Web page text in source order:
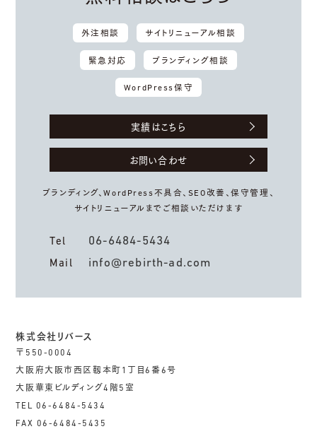
外注相談 サイトリニューアル相談
緊急対応 ブランディング相談
WordPress保守
実績はこちら
お問い合わせ
ブランディング、WordPress不具合、 SEO改善、保守管理、
サイトリニューアルまでご相談いただけます
Tel 06-6484-5434
Mail info@rebirth-ad.com
株式会社リバース
〒550-0004
大阪府大阪市西区靱本町1丁目6番6号
大阪華東ビルディング4階5室
TEL 06-6484-5434
FAX 06-6484-5435